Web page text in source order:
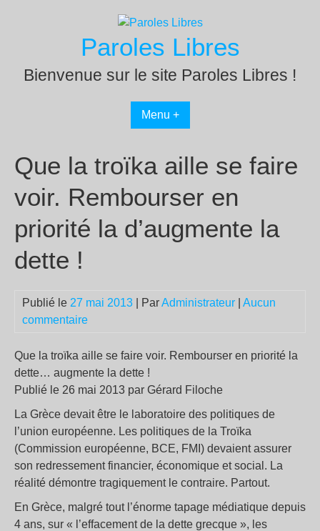
Paroles Libres
Bienvenue sur le site Paroles Libres !
Menu +
Que la troïka aille se faire
voir. Rembourser en
priorité la d’augmente la
dette !
Publié le 27 mai 2013 | ParAdministrateur
Aucun
commentaire
Que la troïka aille se faire voir. Rembourser en priorité la
dette… augmente la dette !
Publié le 26 mai 2013 par Gérard Filoche
La Grèce devait être le laboratoire des politiques de
l’union européenne. Les politiques de la Troïka
(Commission européenne, BCE, FMI) devaient assurer
son redressement financier, économique et social. La
réalité démontre tragiquement le contraire. Partout.
En Grèce, malgré tout l’énorme tapage médiatique depuis
4 ans, sur « l’effacement de la dette grecque », les